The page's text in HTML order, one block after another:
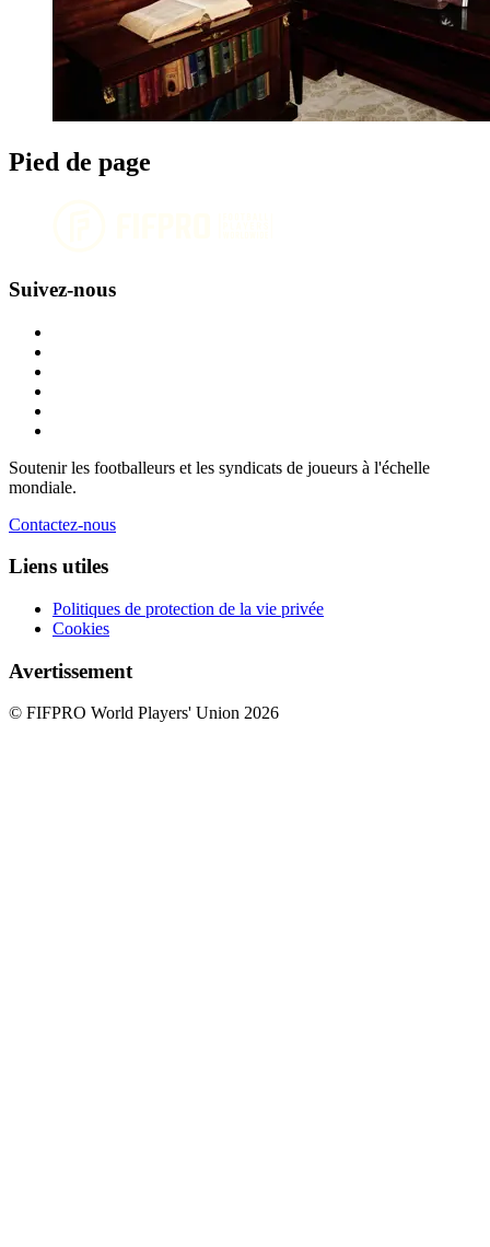
Pied de page
Suivez-nous
Soutenir les footballeurs et les syndicats de joueurs à l'échelle
mondiale.
Contactez-nous
Liens utiles
Politiques de protection de la vie privée
Cookies
Avertissement
© FIFPRO World Players' Union 2026